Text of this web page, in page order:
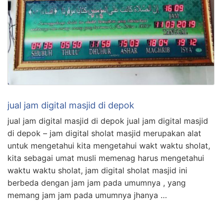
jual jam digital masjid di depok
jual jam digital masjid di depok jual jam digital masjid
di depok – jam digital sholat masjid merupakan alat
untuk mengetahui kita mengetahui wakt waktu sholat,
kita sebagai umat musli memenag harus mengetahui
waktu waktu sholat, jam digital sholat masjid ini
berbeda dengan jam jam pada umumnya , yang
memang jam jam pada umumnya jhanya …